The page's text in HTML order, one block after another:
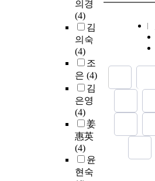
의경
(4)
김
의숙
(4)
조
은 (4)
김
은영
(4)
姜
惠英
(4)
윤
현숙